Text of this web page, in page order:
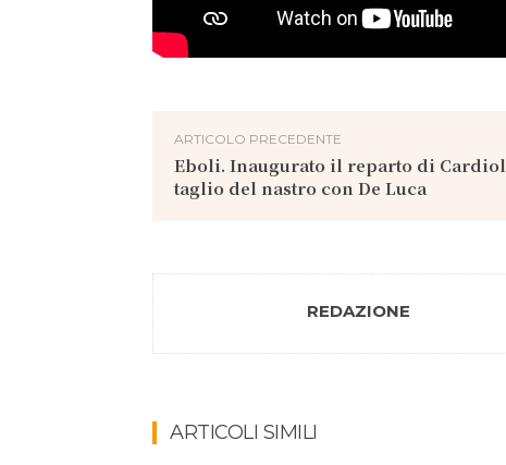
ARTICOLO PRECEDENTE
Eboli. Inaugurato il reparto di
taglio del nastro con De Luca
REDAZIONE
ARTICOLI SIMILI